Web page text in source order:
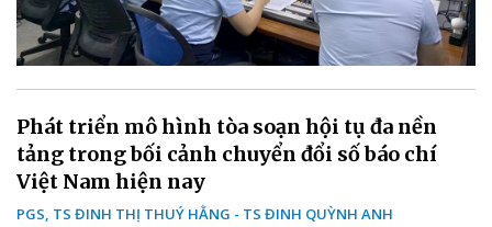
Phát triển mô hình tòa soạn hội tụ đa nền
tảng trong bối cảnh chuyển đổi số báo chí
Việt Nam hiện nay
PGS, TS ĐINH THỊ THUÝ HẰNG - TS ĐINH QUỲNH ANH